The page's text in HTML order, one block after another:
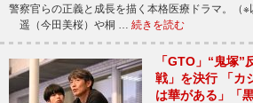
警察官らの正義と成長を描く本格医療ドラマ。（※
遥（今田美桜）や桐 … 続きを読む
「GTO」“鬼塚
戦」を決行 「カ
は華がある」「